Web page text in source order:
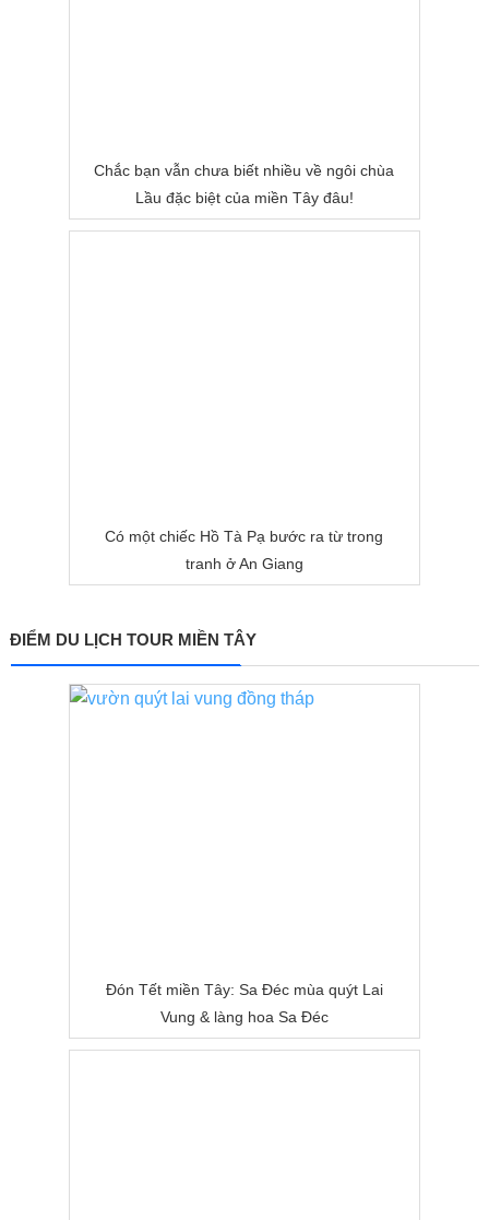
Chắc bạn vẫn chưa biết nhiều về ngôi chùa
Lầu đặc biệt của miền Tây đâu!
Có một chiếc Hồ Tà Pạ bước ra từ trong
tranh ở An Giang
ĐIỂM DU LỊCH TOUR MIỀN TÂY
Đón Tết miền Tây: Sa Đéc mùa quýt Lai
Vung & làng hoa Sa Đéc